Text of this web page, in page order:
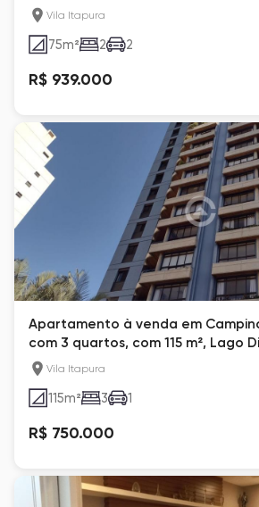
Vila Itapura
75m² 2 2
R$ 939.000
Apartamento à venda em
com 3 quartos, com 115 m², Lago
Vila Itapura
115m² 3 1
R$ 750.000